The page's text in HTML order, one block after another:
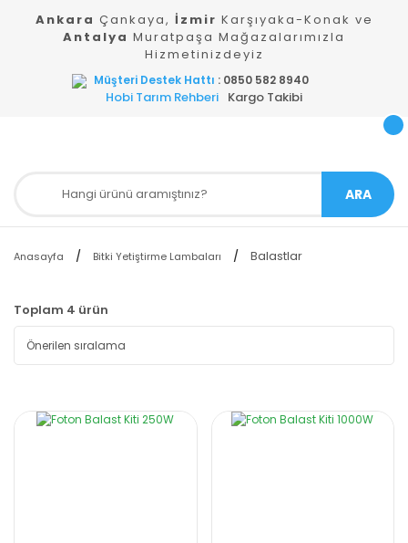
Ankara Çankaya, İzmir Karşıyaka-Konak ve
Antalya Muratpaşa Mağazalarımızla
Hizmetinizdeyiz
Müşteri Destek Hattı : 0850 582 8940
Hobi Tarım Rehberi Kargo Takibi
ARA
Anasayfa Bitki Yetiştirme Lambaları Balastlar
Toplam 4 ürün